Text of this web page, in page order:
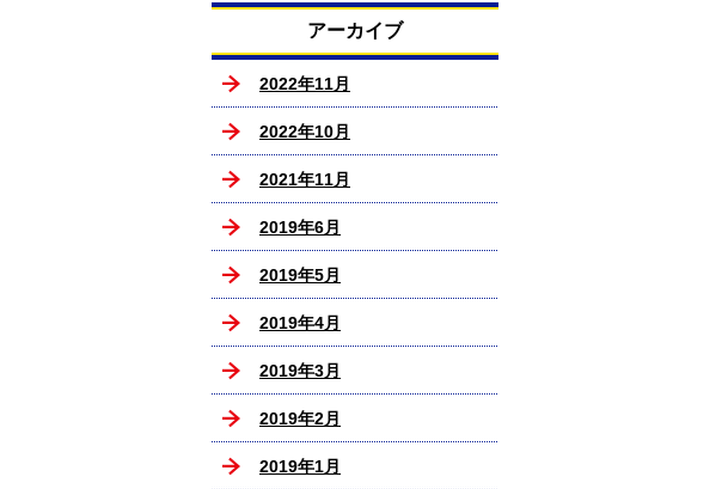
アーカイブ
2022年11月
2022年10月
2021年11月
2019年6月
2019年5月
2019年4月
2019年3月
2019年2月
2019年1月